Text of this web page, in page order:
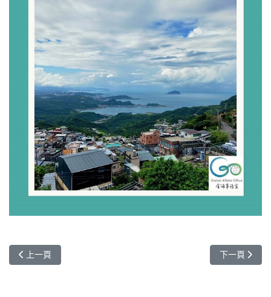
上一篇文章: 初秋之旅-三天兩夜南部之旅
上一頁 下一篇文章:
下一頁